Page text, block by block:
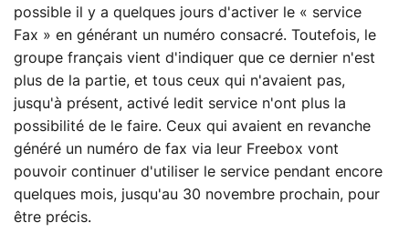
possible il y a quelques jours d'activer le « service
Fax » en générant un numéro consacré. Toutefois, le
groupe français vient d'indiquer que ce dernier n'est
plus de la partie, et tous ceux qui n'avaient pas,
jusqu'à présent, activé ledit service n'ont plus la
possibilité de le faire. Ceux qui avaient en revanche
généré un numéro de fax via leur Freebox vont
pouvoir continuer d'utiliser le service pendant encore
quelques mois, jusqu'au 30 novembre prochain, pour
être précis.